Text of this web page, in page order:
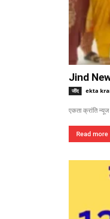
Jind
जींद ekta
एकता क्रांति
Read more